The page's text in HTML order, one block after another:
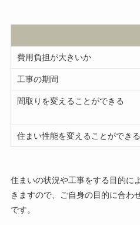
費用負担が大きいか
工事の期間
間取りを変えることができる
住まい性能を変えることができる
住まいの状況や工事をする目的に
きますので、ご自身の目的に合わ
です。